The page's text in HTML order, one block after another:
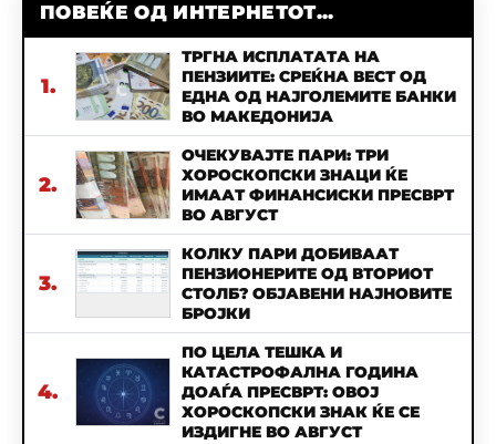
ПОВЕЌЕ ОД ИНТЕРНЕТОТ...
1.
ТРГНА ИСПЛАТАТА НА
ПЕНЗИИТЕ: СРЕЌНА ВЕСТ ОД
ЕДНА ОД НАЈГОЛЕМИТЕ БАНКИ
ВО МАКЕДОНИЈА
2.
ОЧЕКУВАЈТЕ ПАРИ: ТРИ
ХОРОСКОПСКИ ЗНАЦИ ЌЕ
ИМААТ ФИНАНСИСКИ ПРЕСВРТ
ВО АВГУСТ
3.
КОЛКУ ПАРИ ДОБИВААТ
ПЕНЗИОНЕРИТЕ ОД ВТОРИОТ
СТОЛБ? ОБЈАВЕНИ НАЈНОВИТЕ
БРОЈКИ
4.
ПО ЦЕЛА ТЕШКА И
КАТАСТРОФАЛНА ГОДИНА
ДОАЃА ПРЕСВРТ: ОВОЈ
ХОРОСКОПСКИ ЗНАК ЌЕ СЕ
ИЗДИГНЕ ВО АВГУСТ